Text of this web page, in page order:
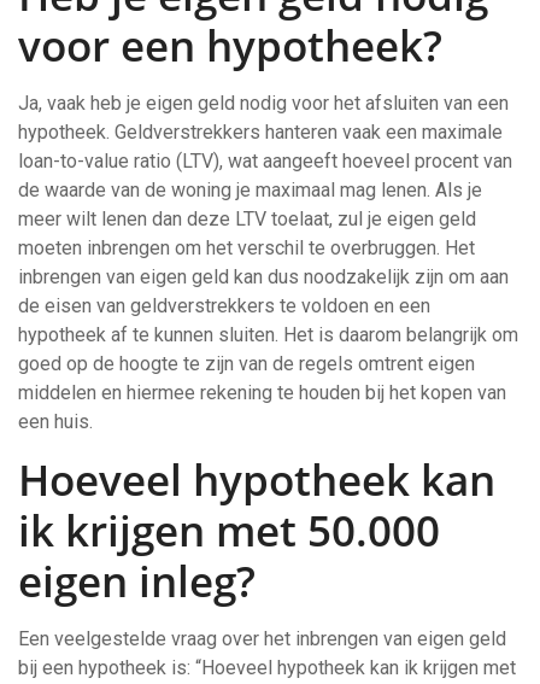
voor een hypotheek?
Ja, vaak heb je eigen geld nodig voor het afsluiten van een
hypotheek. Geldverstrekkers hanteren vaak een maximale
loan-to-value ratio (LTV), wat aangeeft hoeveel procent van
de waarde van de woning je maximaal mag lenen. Als je
meer wilt lenen dan deze LTV toelaat, zul je eigen geld
moeten inbrengen om het verschil te overbruggen. Het
inbrengen van eigen geld kan dus noodzakelijk zijn om aan
de eisen van geldverstrekkers te voldoen en een
hypotheek af te kunnen sluiten. Het is daarom belangrijk om
goed op de hoogte te zijn van de regels omtrent eigen
middelen en hiermee rekening te houden bij het kopen van
een huis.
Hoeveel hypotheek kan
ik krijgen met 50.000
eigen inleg?
Een veelgestelde vraag over het inbrengen van eigen geld
bij een hypotheek is: “Hoeveel hypotheek kan ik krijgen met